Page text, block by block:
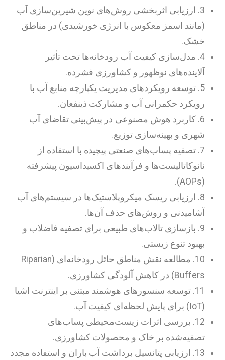
3. ارزیابی اثربخشی روش‌های نوین شیرین‌سازی آب
(مانند اسمز معکوس با انرژی خورشیدی) در مناطق
خشک.
4. مدل‌سازی کیفیت آب رودخانه‌ها تحت تأثیر
آلاینده‌های نوظهور و کشاورزی فشرده.
5. توسعه رویکردهای مدیریت یکپارچه منابع آب با
رویکرد حکمرانی آب و مشارکت ذینفعان.
6. کاربرد هوش مصنوعی در پیش‌بینی تقاضای آب
شهری و بهینه‌سازی توزیع.
7. تصفیه پساب‌های صنعتی پیچیده با استفاده از
نانوکاتالیست‌ها و فرآیندهای اکسیداسیون پیشرفته
(AOPs).
8. ارزیابی ریسک میکروپلاستیک‌ها در سیستم‌های آب
آشامیدنی و روش‌های حذف آن‌ها.
9. بازسازی تالاب‌های طبیعی برای تصفیه فاضلاب و
بهبود تنوع زیستی.
10. مطالعه نقش مناطق حائل رودخانه‌ای (Riparian
Buffers) در کاهش آلودگی کشاورزی.
11. توسعه سنسورهای هوشمند مبتنی بر اینترنت اشیا
(IoT) برای پایش لحظه‌ای کیفیت آب.
12. بررسی اثرات زیست‌محیطی پساب‌های
تصفیه‌شده بر خاک و محصولات کشاورزی.
13. ارزیابی پتانسیل برداشت آب باران و استفاده مجدد